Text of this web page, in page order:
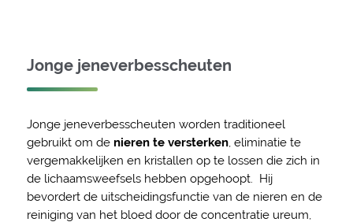
Jonge jeneverbesscheuten
Jonge jeneverbesscheuten worden traditioneel
gebruikt om de nieren te versterken, eliminatie te
vergemakkelijken en kristallen op te lossen die zich in
de lichaamsweefsels hebben opgehoopt. Hij
bevordert de uitscheidingsfunctie van de nieren en de
reiniging van het bloed door de concentratie ureum,